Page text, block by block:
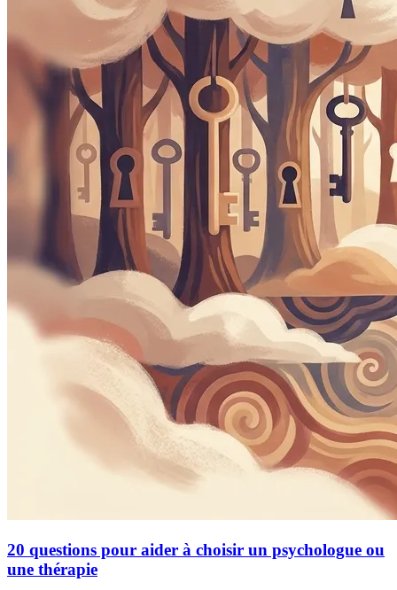
20 questions pour aider à choisir un psychologue ou
une thérapie